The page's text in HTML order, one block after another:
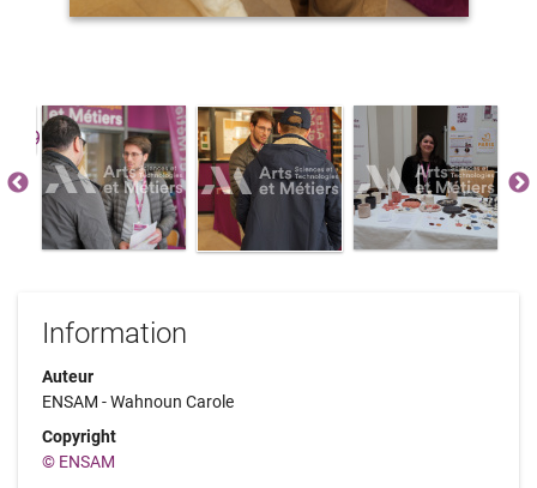
Information
Auteur
ENSAM - Wahnoun Carole
Copyright
© ENSAM